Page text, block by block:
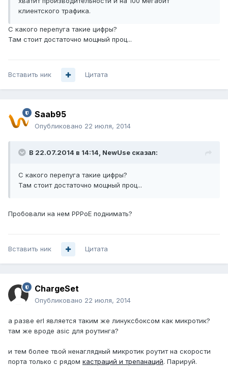
клиентского трафика.
С какого перепуга такие цифры?
Там стоит достаточно мощный проц...
Вставить ник Цитата
Saab95
Опубликовано 22 июля, 2014
В 22.07.2014 в 14:14, NewUse сказал:
С какого перепуга такие цифры?
Там стоит достаточно мощный проц...
Пробовали на нем PPPoE поднимать?
Вставить ник Цитата
ChargeSet
Опубликовано 22 июля, 2014
а разве erl является таким же линуксбоксом как микротик?
там же вроде asic для роутинга?
и тем более твой ненаглядный микротик роутит на скорости
порта только с рядом кастраций и трепанаций. Парируй.